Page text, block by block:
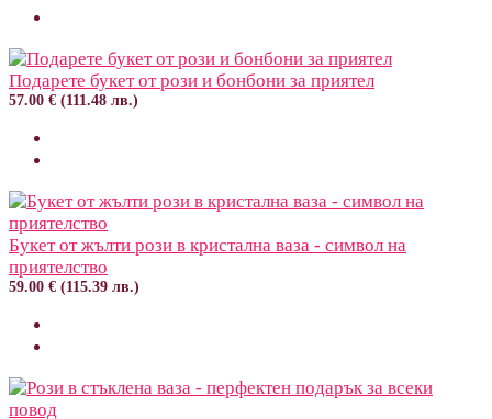
Подарете букет от рози и бонбони за приятел
57.00 € (111.48 лв.)
Букет от жълти рози в кристална ваза - символ на
приятелство
59.00 € (115.39 лв.)